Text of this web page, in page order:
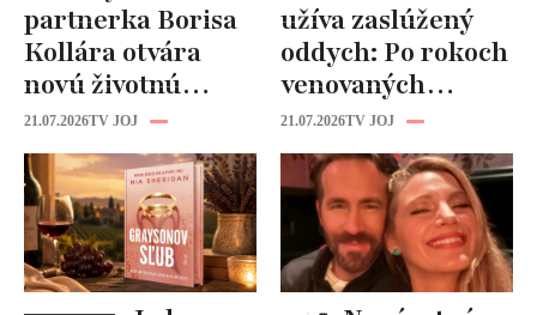
partnerka Borisa
Kollára otvára
novú životnú
kapitolu: Laura
Vizváryová ide
pomáhať ženám
21.07.2026TV JOJ
užíva zaslúžený
oddych: Po rokoch
venovaných
rodine prišiel čas
na seba
21.07.2026TV JOJ